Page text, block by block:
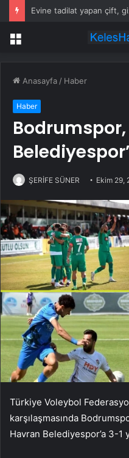
Menü
Anasayfa / Haber
Haber
ŞERİFE SÜNER Ekim 29,
Türkiye Voleybol
karşılaşmasında
Havran Belediyespor’a 3-1